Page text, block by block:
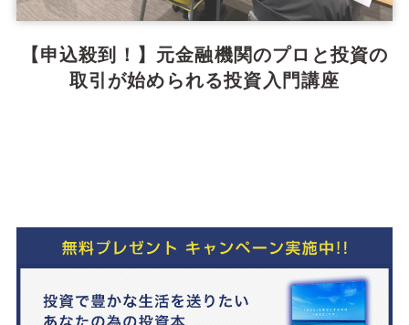
【申込殺到！】元金融機関のプロと投資の
取引が始められる投資入門講座